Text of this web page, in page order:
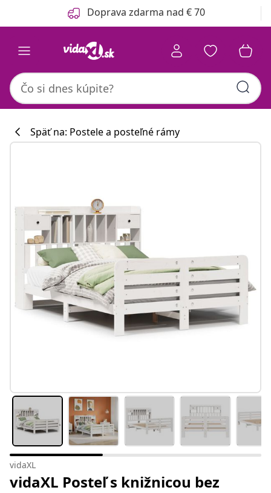
Predchádzajúce Doprava zdarma nad € 70
Späť na: Postele a posteľné rámy
vidaXL
vidaXL Posteľ s knižnicou bez